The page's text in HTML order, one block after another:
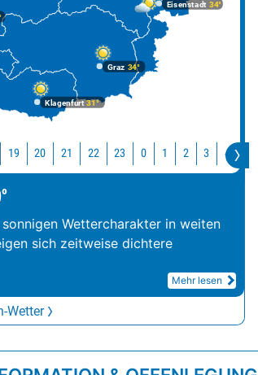
Graz 34°
Klagenfurt31°
Eisenstadt 34°
19 20 21 22 23 0 1 2 3 4
Wettercharakter in weiten
sich zeitweise dichtere
Mehr lesen
Wetter